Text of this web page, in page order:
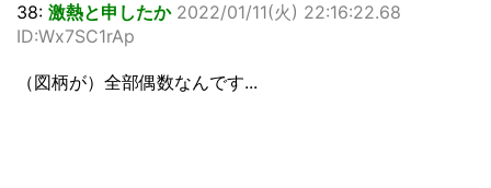
38: 激熱と申したか 2022/01/11(火) 22:16:22.68
ID:Wx7SC1rAp
（図柄が）全部偶数なんです...